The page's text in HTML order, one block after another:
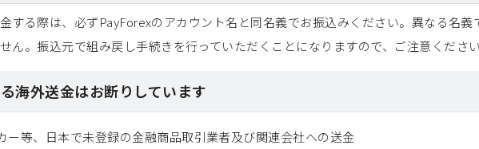
する際は、必ずPayForexのアカウント名と同名義でお振込みください。異なる名
ん。振込元で組み戻し手続きを行っていただくことになりますので、ご注意ください
海外送金はお断りしています
ー等、日本で未登録の金融商品取引業者及び関連会社への送金